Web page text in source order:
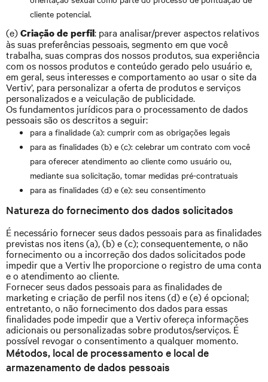
cliente potencial.
(e)Criação de perfil: para analisar/prever aspectos relativos
às suas preferências pessoais, segmento em que você
trabalha, suas compras dos nossos produtos, sua experiência
com os nossos produtos e conteúdo gerado pelo usuário e,
em geral, seus interesses e comportamento ao usar o site da
Vertiv’, para personalizar a oferta de produtos e serviços
personalizados e a veiculação de publicidade.
Os fundamentos jurídicos para o processamento de dados
pessoais são os descritos a seguir:
para a finalidade (a): cumprir com as obrigações legais
para as finalidades (b) e (c): celebrar um contrato com você
para oferecer atendimento ao cliente como usuário ou,
mediante sua solicitação, tomar medidas pré-contratuais
para as finalidades (d) e (e): seu consentimento
Natureza do fornecimento dos dados solicitados
É necessário fornecer seus dados pessoais para as finalidades
previstas nos itens (a), (b) e (c); consequentemente, o não
fornecimento ou a incorreção dos dados solicitados pode
impedir que a Vertiv lhe proporcione o registro de uma conta
e o atendimento ao cliente.
Fornecer seus dados pessoais para as finalidades de
marketing e criação de perfil nos itens (d) e (e) é opcional;
entretanto, o não fornecimento dos dados para essas
finalidades pode impedir que a Vertiv ofereça informações
adicionais ou personalizadas sobre produtos/serviços. É
possível revogar o consentimento a qualquer momento.
Métodos, local de processamento e local de
armazenamento de dados pessoais